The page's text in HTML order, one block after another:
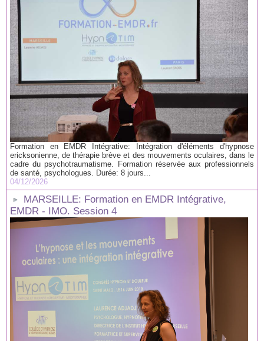
Formation en EMDR Intégrative: Intégration d'éléments d'hypnose
ericksonienne, de thérapie brève et des mouvements oculaires, dans le
cadre du psychotraumatisme. Formation réservée aux professionnels
de santé, psychologues. Durée: 8 jours...
04/12/2026
MARSEILLE: Formation en EMDR Intégrative,
EMDR - IMO. Session 4